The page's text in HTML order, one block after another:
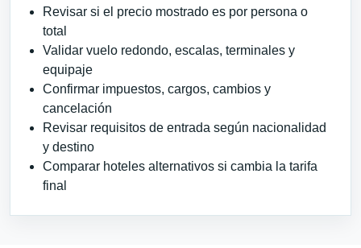
Revisar si el precio mostrado es por persona o
total
Validar vuelo redondo, escalas, terminales y
equipaje
Confirmar impuestos, cargos, cambios y
cancelación
Revisar requisitos de entrada según nacionalidad
y destino
Comparar hoteles alternativos si cambia la tarifa
final